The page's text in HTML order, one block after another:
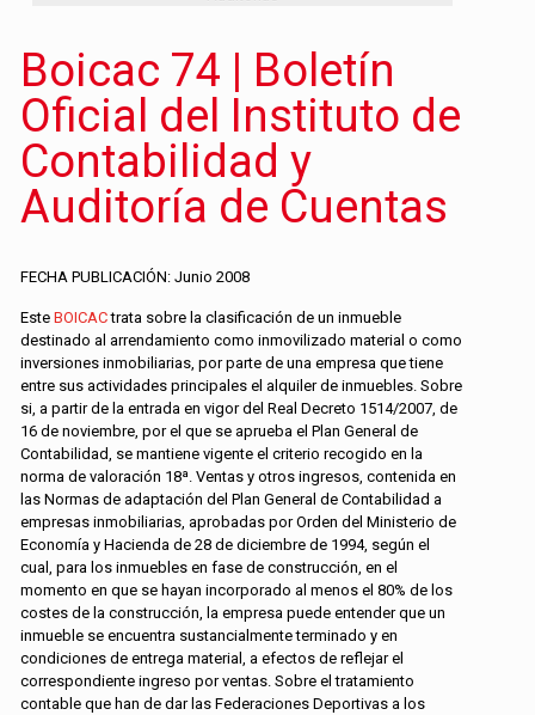
Boicac 74 | Boletín
Oficial del Instituto de
Contabilidad y
Auditoría de Cuentas
FECHA PUBLICACIÓN: Junio 2008
Este BOICACtrata sobre la clasificación de un inmueble
destinado al arrendamiento como inmovilizado material o como
inversiones inmobiliarias, por parte de una empresa que tiene
entre sus actividades principales el alquiler de inmuebles. Sobre
si, a partir de la entrada en vigor del Real Decreto 1514/2007, de
16 de noviembre, por el que se aprueba el Plan General de
Contabilidad, se mantiene vigente el criterio recogido en la
norma de valoración 18ª. Ventas y otros ingresos, contenida en
las Normas de adaptación del Plan General de Contabilidad a
empresas inmobiliarias, aprobadas por Orden del Ministerio de
Economía y Hacienda de 28 de diciembre de 1994, según el
cual, para los inmuebles en fase de construcción, en el
momento en que se hayan incorporado al menos el 80% de los
costes de la construcción, la empresa puede entender que un
inmueble se encuentra sustancialmente terminado y en
condiciones de entrega material, a efectos de reflejar el
correspondiente ingreso por ventas. Sobre el tratamiento
contable que han de dar las Federaciones Deportivas a los